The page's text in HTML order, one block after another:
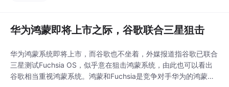
华为鸿蒙即将上市之际，谷歌联合三星狙击
华为鸿蒙系统即将上市，而谷歌也不坐着，外媒报道指谷歌已联合
三星测试Fuchsia OS，似乎意在狙击鸿蒙系统，由此也可以看出
谷歌相当重视鸿蒙系统。鸿蒙和Fuchsia是竞争对手华为的鸿蒙